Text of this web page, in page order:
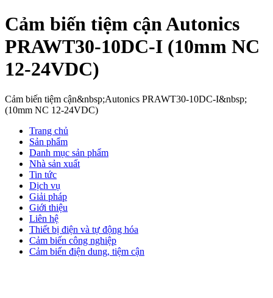
Cảm biến tiệm cận Autonics
PRAWT30-10DC-I (10mm NC
12-24VDC)
Cảm biến tiệm cận&nbsp;Autonics PRAWT30-10DC-I&nbsp;
(10mm NC 12-24VDC)
Trang chủ
Sản phẩm
Danh mục sản phẩm
Nhà sản xuất
Tin tức
Dịch vụ
Giải pháp
Giới thiệu
Liên hệ
Thiết bị điện và tự động hóa
Cảm biến công nghiệp
Cảm biến điện dung, tiệm cận